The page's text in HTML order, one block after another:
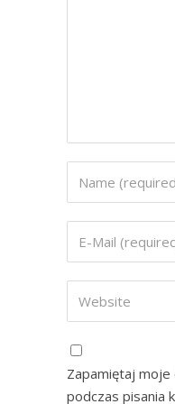
Zapamiętaj
podczas pisania